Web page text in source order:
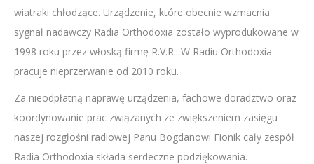
wiatraki chłodzące. Urządzenie, które obecnie wzmacnia
sygnał nadawczy Radia Orthodoxia zostało wyprodukowane w
1998 roku przez włoską firmę R.V.R.. W Radiu Orthodoxia
pracuje nieprzerwanie od 2010 roku.
Za nieodpłatną naprawę urządzenia, fachowe doradztwo oraz
koordynowanie prac związanych ze zwiększeniem zasięgu
naszej rozgłośni radiowej Panu Bogdanowi Fionik cały zespół
Radia Orthodoxia składa serdeczne podziękowania.